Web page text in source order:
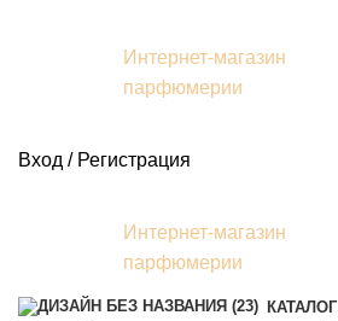
Интернет-магазин
парфюмерии
Вход / Регистрация
Интернет-магазин
парфюмерии
КАТАЛОГ